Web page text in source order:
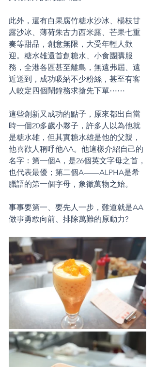
此外，還有白果腐竹糖水沙冰、楊枝甘
露沙冰、薄荷朱古力西米露、芒果七重
奏等甜品，創意無限，大受年輕人歡
迎。糖水雄還首創糖水、小食團購服
務，全港各區甚至離島，無遠弗屆、遠
近送到，成功吸納不少粉絲，甚至有客
人較定四個鬧鐘務求搶先下單⋯⋯
這些創新又成功的點子，原來都出自當
時一個20多歲小夥子，許多人以為他就
是糖水雄，但其實糖水雄是他的父親，
他喜歡人稱呼他AA。他這樣介紹自己的
名字：第一個A，是26個英文字母之首，
也代表最優；第二個A——ALPHA是希
臘語的第一個字母，象徵萬物之始。
事事要第一、要先人一步，難道就是AA
做事勇敢向前、排除萬難的原動力?